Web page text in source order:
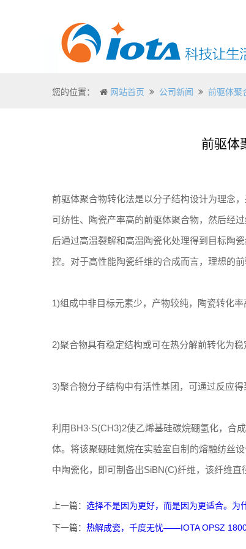
您的位置： 网站首页 公司新闻 前驱体聚
前驱体
前驱体聚合物转化法是以分子结构设计为理念
可纺性、陶瓷产率高的前驱体聚合物，然后经
后通过高温裂解和高温陶瓷化处理得到目标陶
控。对于高性能陶瓷纤维的合成而言，理想的
1)组成中非目标元素少，产物较纯，陶瓷转化率
2)聚合物具有稳定结构或可在热分解前转化为稳
3)聚合物分子结构中有活性基团，可通过反应得
利用BH3·S(CH3)2使乙烯基硅碳烷硼氢化，合
体。将该聚硼硅氮烷在实验室自制的熔融纺丝
中陶瓷化，即可制备出SiBN(C)纤维，该纤维直
上一篇： 选择不是因为更好，而是因为更适合。为
下一篇： 热解成瓷，千度无忧——IOTA OPSZ